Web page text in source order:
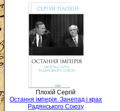
Плохій Сергій
Остання імперія. Занепад і крах
Радянського Союзу